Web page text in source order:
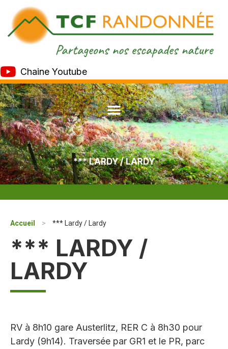
Chaine Youtube
*** LARDY / LARDY
Accueil > *** Lardy / Lardy
*** LARDY /
LARDY
RV à 8h10 gare Austerlitz, RER C à 8h30 pour
Lardy (9h14). Traversée par GR1 et le PR, parc